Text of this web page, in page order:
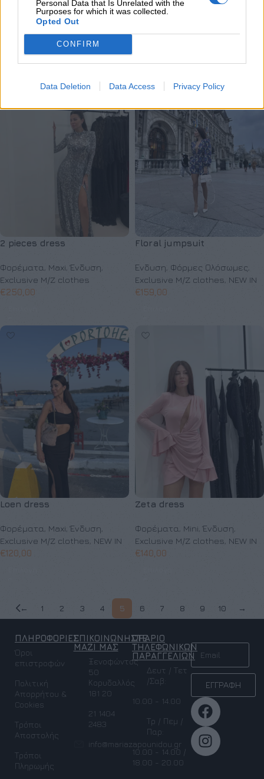
Personal Data that Is Unrelated with the
Purposes for which it was collected.
Opted Out
CONFIRM
Data Deletion Data Access Privacy Policy
Φορέματα,Mini,Ένδυση,
Exclusive M/Z clothes
Φορέματα,Midi Ένδυση
2 pieces dress
Φορέματα, Maxi,Ένδυση,
Exclusive M/Z clothes
€250,00
Floral jumpsuit
Ένδυση, Φόρμες Ολόσωμες,
Exclusive M/Z clothes, NEW IN
€159,00
Loen dress
Φορέματα, Maxi,Ένδυση,
Exclusive M/Z clothes, NEW IN
€120,00
Zeta dress
Φορέματα, Mini,Ένδυση,
Exclusive M/Z clothes, NEW IN
€140,00
← 1 2 3 4 5 6 7 8 9 10 →
ΠΛΗΡΟΦΟΡΙΕΣ
Όροι
επιστροφών
Πολιτική
Απορρήτου &
Cookies
Τρόποι
Αποστολής
Τρόποι
Πληρωμής
ΕΠΙΚΟΙΝΩΝΗΣΤΕ
ΜΑΖΙ ΜΑΣ
Ξενοφώντος
50
Κορυδαλλός
181 20
21 1404
2483
info@mariazapounidou.gr
ΩΡΑΡΙΟ
ΤΗΛΕΦΩΝΙΚΩΝ
ΠΑΡΑΓΓΕΛΙΩΝ
Δευτ / Τετ
/Σαβ:
10.00 - 14.00
Τρ / Πεμ /
Παρ:
10.00 - 14.00 /
18.00 - 20.00
ΕΓΓΡΑΦΗ